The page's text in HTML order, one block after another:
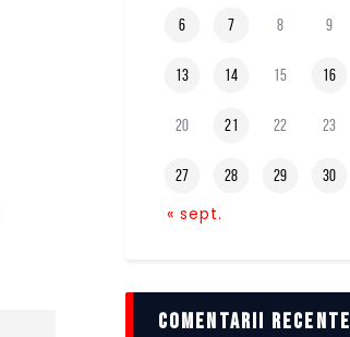
6 7 8 9
13 14 15 16
20 21 22 23
27 28 29 30
« sept.
comentarii recente